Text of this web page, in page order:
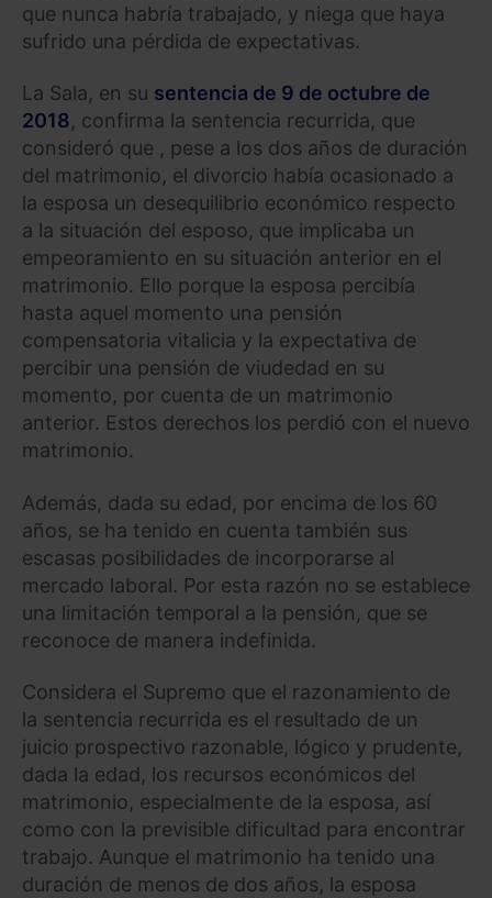
que nunca habría trabajado, y niega que haya
sufrido una pérdida de expectativas.
La Sala, en su sentencia de 9 de octubre de
2018, confirma la sentencia recurrida, que
consideró que , pese a los dos años de duración
del matrimonio, el divorcio había ocasionado a
la esposa un desequilibrio económico respecto
a la situación del esposo, que implicaba un
empeoramiento en su situación anterior en el
matrimonio. Ello porque la esposa percibía
hasta aquel momento una pensión
compensatoria vitalicia y la expectativa de
percibir una pensión de viudedad en su
momento, por cuenta de un matrimonio
anterior. Estos derechos los perdió con el nuevo
matrimonio.
Además, dada su edad, por encima de los 60
años, se ha tenido en cuenta también sus
escasas posibilidades de incorporarse al
mercado laboral. Por esta razón no se establece
una limitación temporal a la pensión, que se
reconoce de manera indefinida.
Considera el Supremo que el razonamiento de
la sentencia recurrida es el resultado de un
juicio prospectivo razonable, lógico y prudente,
dada la edad, los recursos económicos del
matrimonio, especialmente de la esposa, así
como con la previsible dificultad para encontrar
trabajo. Aunque el matrimonio ha tenido una
duración de menos de dos años, la esposa